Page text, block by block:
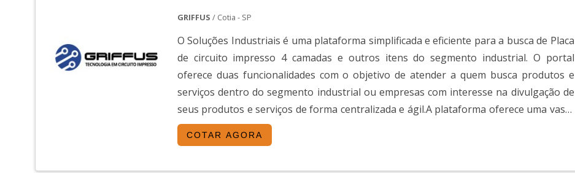
GRIFFUS / Cotia - SP
O Soluções Industriais é uma plataforma simplificada e eficiente para a busca de Placa
de circuito impresso 4 camadas e outros itens do segmento industrial. O portal
oferece duas funcionalidades com o objetivo de atender a quem busca produtos e
serviços dentro do segmento industrial ou empresas com interesse na divulgação de
seus produtos e serviços de forma centralizada e ágil.A plataforma oferece uma vasta
variedade de materiais como Placa de circuito impresso 4 camadas e mão de obra, pois
é muito útil e tem uma grande procura no segmento industrial. A disposição das
COTAR AGORA